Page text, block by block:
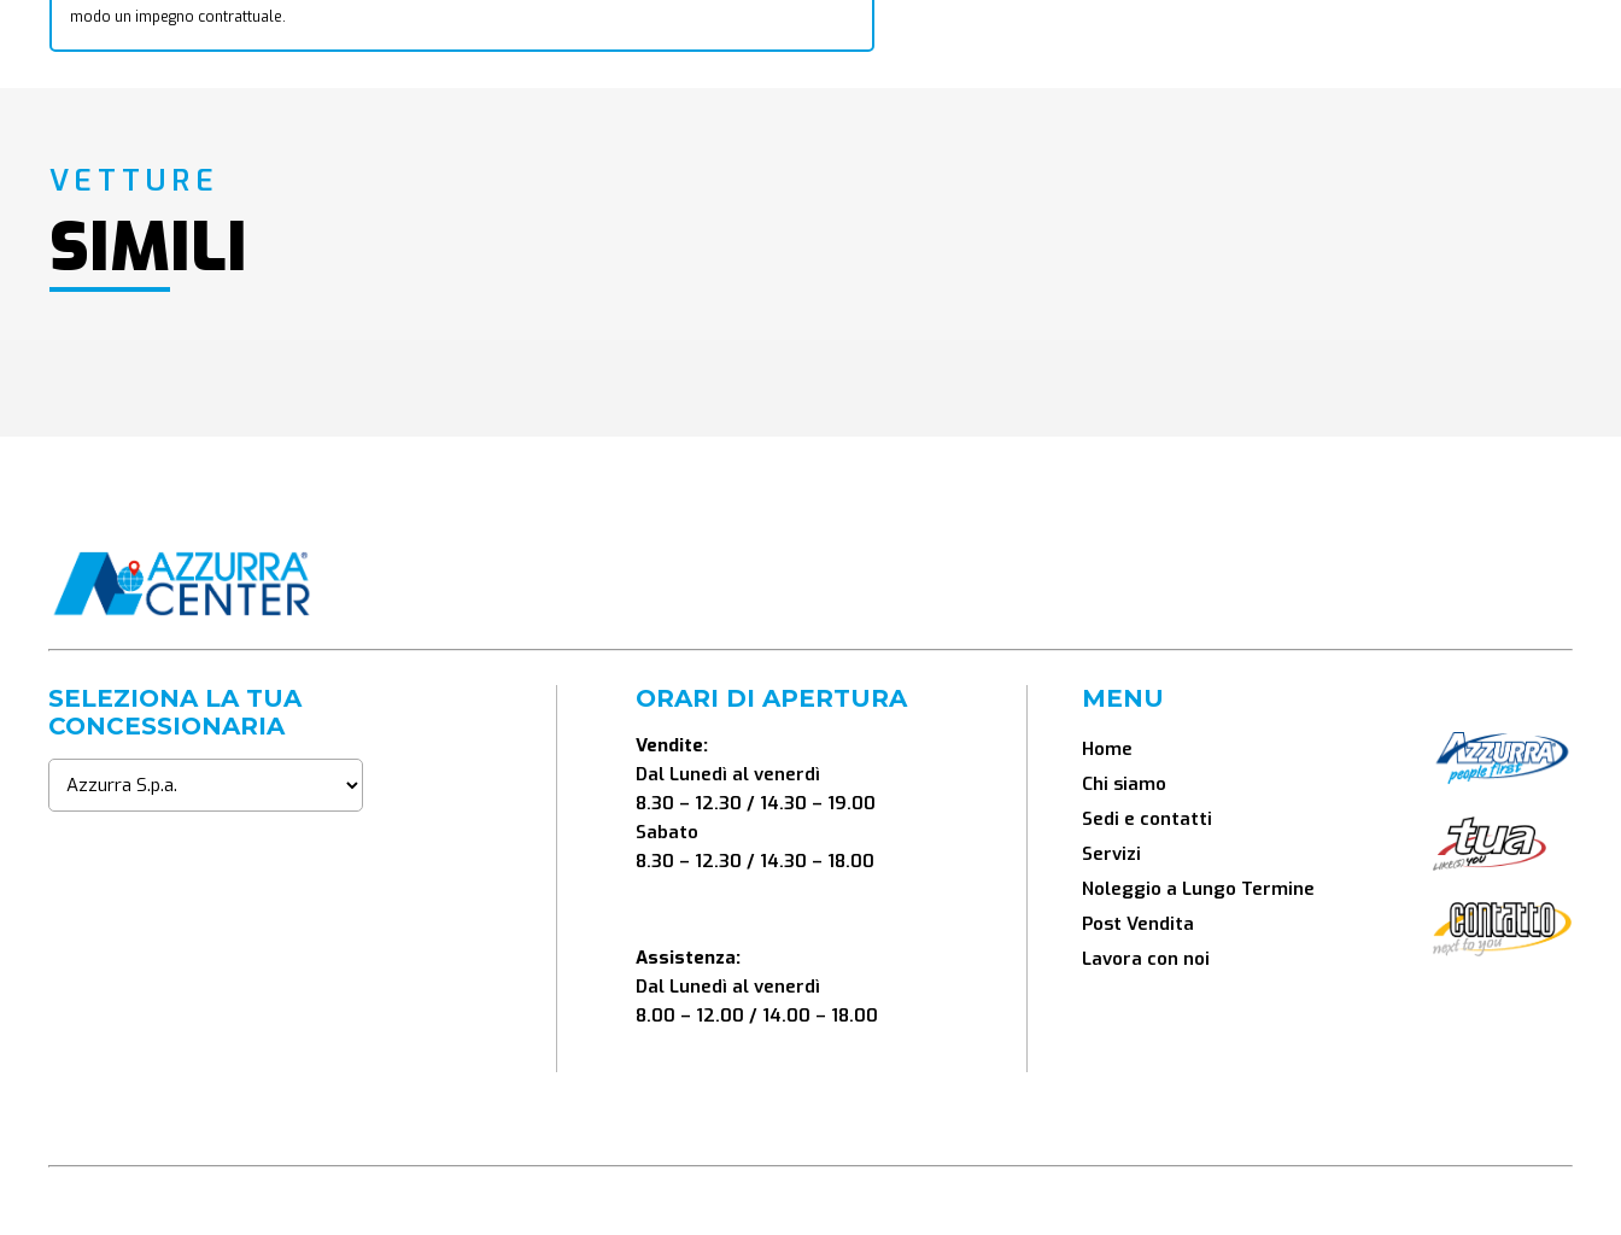
modo un impegno contrattuale.
VETTURE
SIMILI
SELEZIONA LA TUA
CONCESSIONARIA
ORARI DI APERTURA
Vendite:
Dal Lunedì al venerdì
8.30 – 12.30 / 14.30 – 19.00
Sabato
8.30 – 12.30 / 14.30 – 18.00
Assistenza:
Dal Lunedì al venerdì
8.00 – 12.00 / 14.00 – 18.00
MENU
Home
Chi siamo
Sedi e contatti
Servizi
Noleggio a Lungo Termine
Post Vendita
Lavora con noi